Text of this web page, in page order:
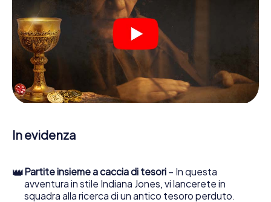
Una volta assegnati i ruoli, può iniziare la caccia al tesoro
del thriller poliziesco a Monreale: puoi decifrare codici
crittografati, risolvere complicati compiti logici e cercare
indizi, indizi in vari luoghi della città. Il suo smartphone è il
suo strumento di indagine più importante: la nostra app
web sviluppata appositamente le consente di interrogare
le persone di contatto ed esaminare stringhe
enigmatiche, la aiuta a raccogliere oggetti e la guida in
sicurezza per Monreale.
Nel corso della caccia al tesoro a Monreale, lei e il suo
team vi immergerete sempre più in profondità
In evidenza
👑Partite insieme a caccia di tesori – In questa
avventura in stile Indiana Jones, vi lancerete in
squadra alla ricerca di un antico tesoro perduto.